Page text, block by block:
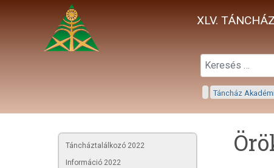
XLV.
Táncház
Táncháztalálkozó 2022
Információ 2022